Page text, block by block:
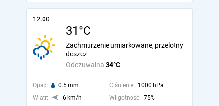
12:00
31°C
Odczuwalna 34°C
Zachmurzenie umiarkowane, przelotny
deszcz
Opad: 0.5 mm Ciśnienie: 1000 hPa
Wiatr:
6 km/h Wilgotność: 75%